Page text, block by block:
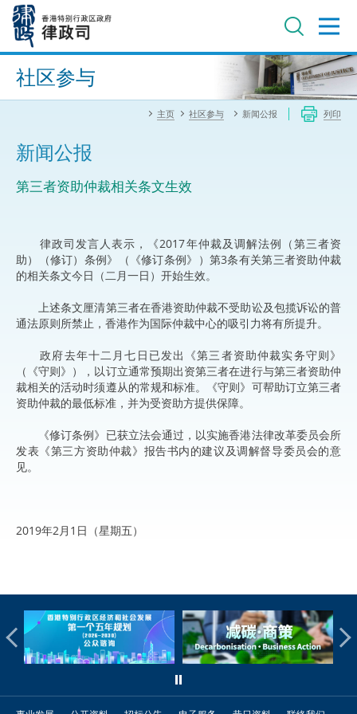
内
进阶搜寻
社区参与
主页 社区参与 新闻公报 列印
新闻公报
第三者资助仲裁相关条文生效
律政司发言人表示，《2017年仲裁及调解法例（第三者资
助）（修订）条例》（《修订条例》）第3条有关第三者资助仲裁
的相关条文今日（二月一日）开始生效。
上述条文厘清第三者在香港资助仲裁不受助讼及包揽诉讼的普
通法原则所禁止，香港作为国际仲裁中心的吸引力将有所提升。
政府去年十二月七日已发出《第三者资助仲裁实务守则》
（《守则》），以订立通常预期出资第三者在进行与第三者资助仲
裁相关的活动时须遵从的常规和标准。《守则》可帮助订立第三者
资助仲裁的最低标准，并为受资助方提供保障。
《修订条例》已获立法会通过，以实施香港法律改革委员会所
发表《第三方资助仲裁》报告书内的建议及调解督导委员会的意
见。
2019年2月1日（星期五）